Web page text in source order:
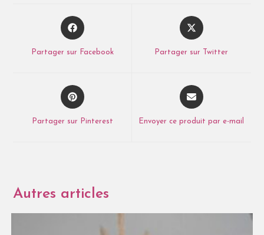
Partager sur Facebook Partager sur Twitter
Partager sur Pinterest Envoyer ce produit par e-mail
Autres articles